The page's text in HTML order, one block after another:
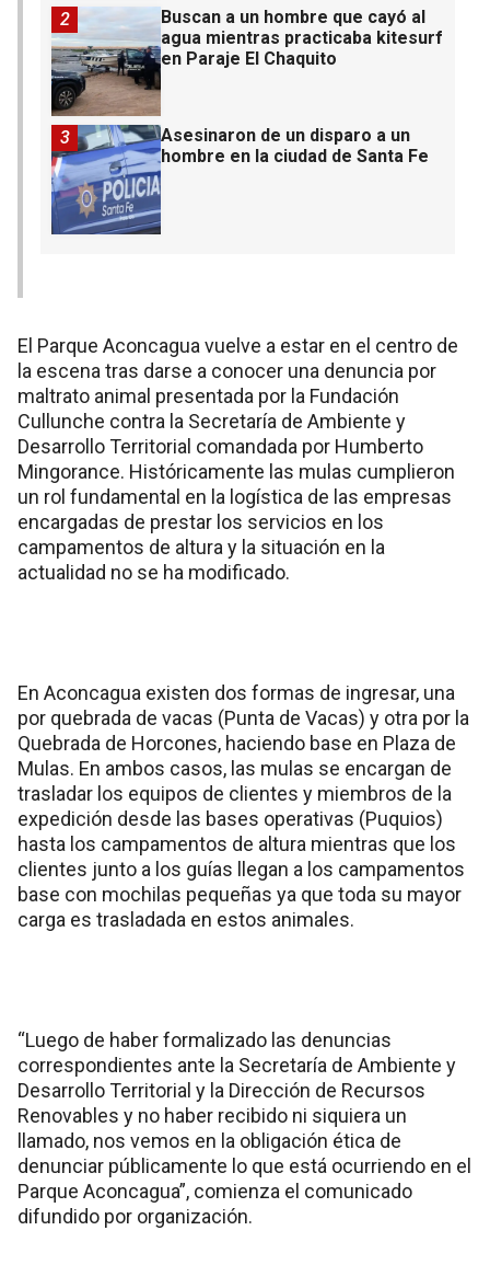
Buscan a un hombre que cayó al
agua mientras practicaba kitesurf
en Paraje El Chaquito
2
Asesinaron de un disparo a un
hombre en la ciudad de Santa Fe
3
El Parque Aconcagua vuelve a estar en el centro de
la escena tras darse a conocer una denuncia por
maltrato animal presentada por la Fundación
Cullunche contra la Secretaría de Ambiente y
Desarrollo Territorial comandada por Humberto
Mingorance. Históricamente las mulas cumplieron
un rol fundamental en la logística de las empresas
encargadas de prestar los servicios en los
campamentos de altura y la situación en la
actualidad no se ha modificado.
En Aconcagua existen dos formas de ingresar, una
por quebrada de vacas (Punta de Vacas) y otra por la
Quebrada de Horcones, haciendo base en Plaza de
Mulas. En ambos casos, las mulas se encargan de
trasladar los equipos de clientes y miembros de la
expedición desde las bases operativas (Puquios)
hasta los campamentos de altura mientras que los
clientes junto a los guías llegan a los campamentos
base con mochilas pequeñas ya que toda su mayor
carga es trasladada en estos animales.
“Luego de haber formalizado las denuncias
correspondientes ante la Secretaría de Ambiente y
Desarrollo Territorial y la Dirección de Recursos
Renovables y no haber recibido ni siquiera un
llamado, nos vemos en la obligación ética de
denunciar públicamente lo que está ocurriendo en el
Parque Aconcagua”, comienza el comunicado
difundido por organización.